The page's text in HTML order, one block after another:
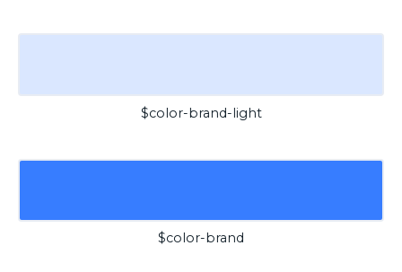
$color-brand-light
$color-brand